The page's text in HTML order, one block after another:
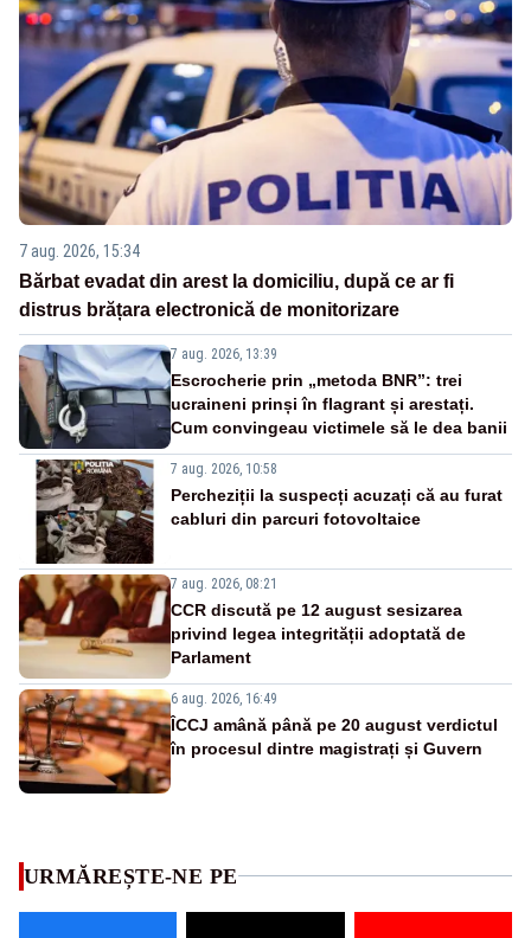
7 aug. 2026, 15:34
Bărbat evadat din arest la domiciliu, după ce ar fi
distrus brățara electronică de monitorizare
7 aug. 2026, 13:39
Escrocherie prin „metoda BNR”: trei
ucraineni prinși în flagrant și arestați.
Cum convingeau victimele să le dea banii
7 aug. 2026, 10:58
Percheziții la suspecți acuzați că au furat
cabluri din parcuri fotovoltaice
7 aug. 2026, 08:21
CCR discută pe 12 august sesizarea
privind legea integrității adoptată de
Parlament
6 aug. 2026, 16:49
ÎCCJ amână până pe 20 august verdictul
în procesul dintre magistrați și Guvern
URMĂREȘTE-NE PE